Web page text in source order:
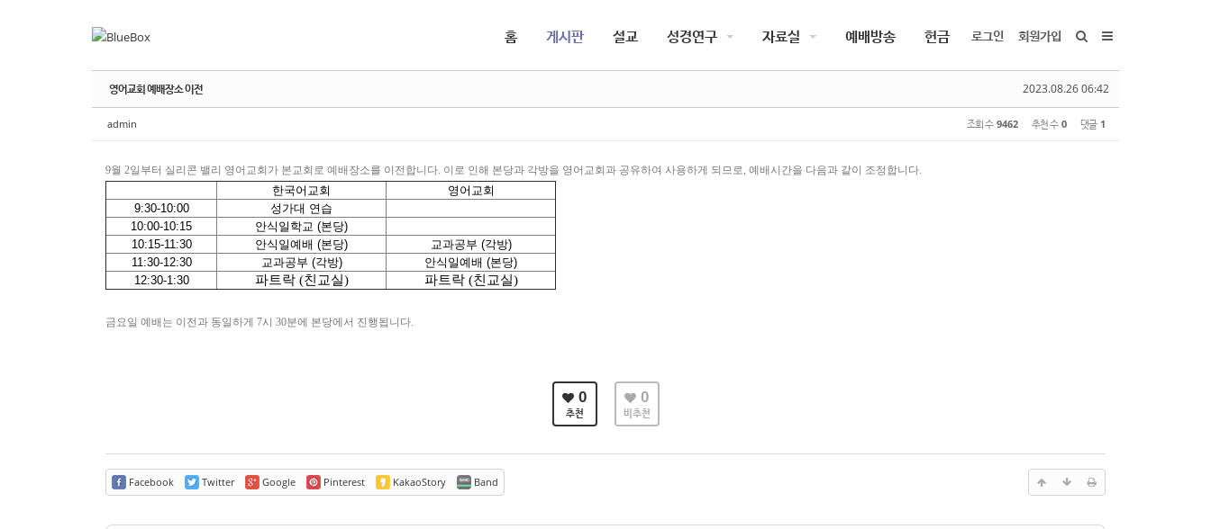
홈 게시판 설교 성경연구 자료실 예배방송 헌금 로그인 회원가입
2023.08.26 06:42
영어교회 예배장소 이전
admin 조회 수 9462 추천 수 0 댓글 1
9월 2일부터 실리콘 밸리 영어교회가 본교회로 예배장소를 이전합니다. 이로 인해 본당과 각방을 영어교회과 공유하여 사용하게 되므로, 예배시간을 다음과 같이 조정합니다.
한국어교회
영어교회
9:30-10:00
성가대 연습
10:00-10:15
안식일학교 (본당)
10:15-11:30
안식일예배 (본당)
교과공부 (각방)
11:30-12:30
교과공부 (각방)
안식일예배 (본당)
12:30-1:30
파트락 (친교실) 파트락 (친교실)
금요일 예배는 이전과 동일하게 7시 30분에 본당에서 진행됩니다.
0
추천
0
비추천
Facebook Twitter Google Pinterest KakaoStory Band
스케치북5
Sketchbook5,
스케치북5
스케치북5
Sketchbook5,
스케치북5